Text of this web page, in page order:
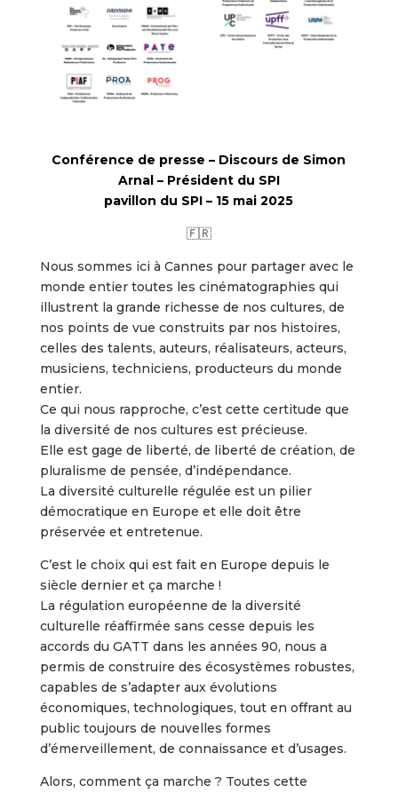
Conférence de presse – Discours de Simon
Arnal – Président du SPI
pavillon du SPI – 15 mai 2025
🇫🇷
Nous sommes ici à Cannes pour partager avec le
monde entier toutes les cinématographies qui
illustrent la grande richesse de nos cultures, de
nos points de vue construits par nos histoires,
celles des talents, auteurs, réalisateurs, acteurs,
musiciens, techniciens, producteurs du monde
entier.
Ce qui nous rapproche, c’est cette certitude que
la diversité de nos cultures est précieuse.
Elle est gage de liberté, de liberté de création, de
pluralisme de pensée, d’indépendance.
La diversité culturelle régulée est un pilier
démocratique en Europe et elle doit être
préservée et entretenue.
C’est le choix qui est fait en Europe depuis le
siècle dernier et ça marche !
La régulation européenne de la diversité
culturelle réaffirmée sans cesse depuis les
accords du GATT dans les années 90, nous a
permis de construire des écosystèmes robustes,
capables de s’adapter aux évolutions
économiques, technologiques, tout en offrant au
public toujours de nouvelles formes
d’émerveillement, de connaissance et d’usages.
Alors, comment ça marche ? Toutes cette